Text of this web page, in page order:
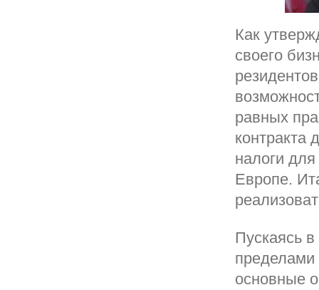
Как
своего
равных
контракта
налоги
Европе.
Пускаясь
пределами
основные